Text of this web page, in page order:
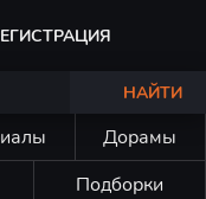
НАЙТИ
Дорамы
Подборки